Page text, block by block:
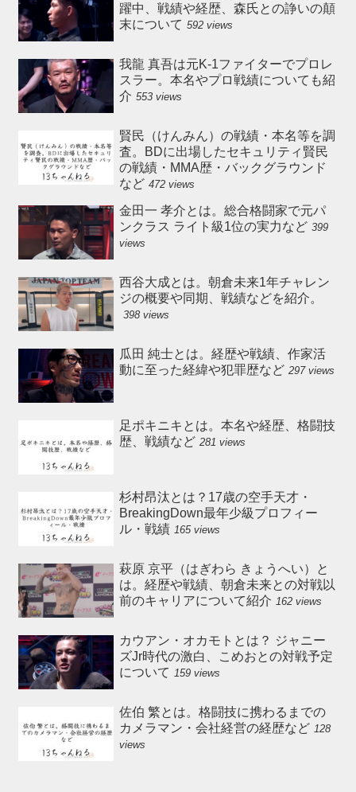
躍中、戦績や経歴、森氏との諍いの顛
末について 592 views
我龍 真吾は元K-1ファイターでプロレ
スラー。本名やプロ戦績についても紹
介 553 views
賢民（けんみん）の戦績・本名等を調
査。BDに出場したセキュリティ賢民
の戦績・MMA歴・バックグラウンド
など 472 views
金田一 孝介とは。総合格闘家で元パ
ンクラス ライト級1位の実力など 399
views
西谷大成とは。朝倉未来1年チャレン
ジの概要や同期、戦績などを紹介。
398 views
瓜田 純士とは。経歴や戦績、作家活
動に至った経緯や犯罪歴など 297 views
足ポキニキとは。本名や経歴、格闘技
歴、戦績など 281 views
杉村昂汰とは？17歳の空手天才・
BreakingDown最年少級プロフィー
ル・戦績 165 views
萩原 京平（はぎわら きょうへい）と
は。経歴や戦績、朝倉未来との対戦以
前のキャリアについて紹介 162 views
カウアン・オカモトとは？ ジャニー
ズJr時代の激白、こめおとの対戦予定
について 159 views
佐伯 繁とは。格闘技に携わるまでの
カメラマン・会社経営の経歴など 128
views